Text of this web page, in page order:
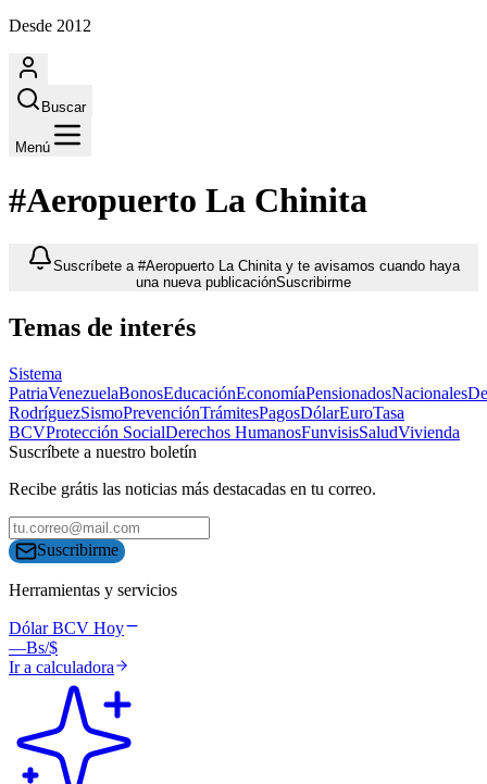
Desde 2012
Buscar
Menú
#Aeropuerto La Chinita
Suscríbete a #Aeropuerto La Chinita y te avisamos cuando haya
una nueva publicaciónSuscribirme
Temas de interés
Sistema
PatriaVenezuelaBonosEducaciónEconomíaPensionadosNacionales
RodríguezSismoPrevenciónTrámitesPagosDólarEuroTasa
BCVProtección SocialDerechos HumanosFunvisisSaludVivienda
Suscríbete a nuestro boletín
Recibe grátis las noticias más destacadas en tu correo.
Suscribirme
Herramientas y servicios
Dólar BCV Hoy
—Bs/$
Ir a calculadora